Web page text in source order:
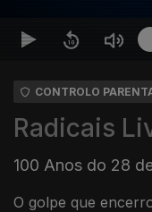
CONTROLO
Radicais
100 Anos do 28
O golpe que